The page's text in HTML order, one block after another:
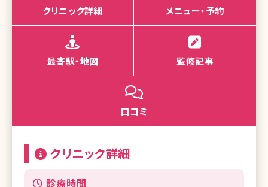
クリニック詳細 メニュー・予約
最寄駅・地図 監修記事
口コミ
クリニック詳細
診療時間